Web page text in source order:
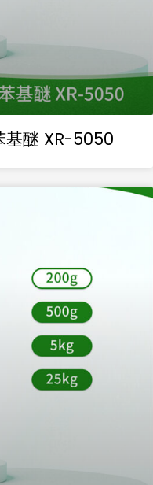
基醚 XR-5050